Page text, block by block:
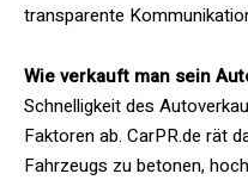
transparente
Wie verkauft man sein
Schnelligkeit des
Faktoren ab. CarPR.de rät
Fahrzeugs zu betonen,